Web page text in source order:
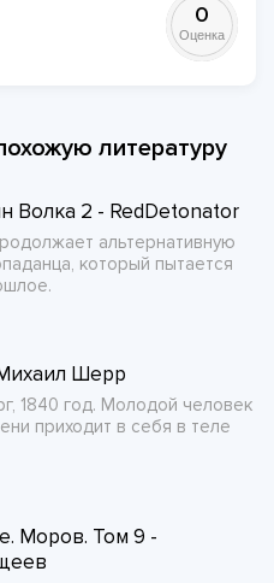
0
Оценка
литературу
Волка 2 - RedDetonator
альтернативную
который пытается
Шерр
1840 год. Молодой человек
приходит в себя в теле
Моров. Том 9 -